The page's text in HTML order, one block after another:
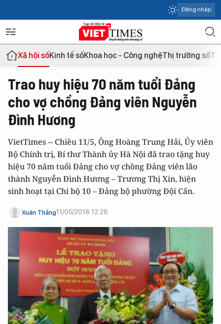
Đăng nhập
Xã hội sốKinh tế sốKhoa học - Công nghệThị trường số
Trao huy hiệu 70 năm tuổi Đảng
cho vợ chồng Đảng viên Nguyễn
Đình Hương
VietTimes -- Chiều 11/5, Ông Hoàng Trung Hải, Ủy viên
Bộ Chính trị, Bí thư Thành ủy Hà Nội đã trao tặng huy
hiệu 70 năm tuổi Đảng cho vợ chồng Đảng viên lão
thành Nguyễn Đình Hương – Trương Thị Xin, hiện
sinh hoạt tại Chi bộ 10 – Đảng bộ phường Đội Cấn.
Xuân Thắng11/05/2018 12:26